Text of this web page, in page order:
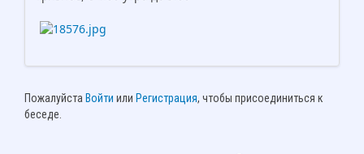
Пожалуйста Войти или Регистрация, чтобы присоединиться к
беседе.